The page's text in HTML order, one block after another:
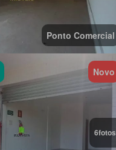
Ponto Comercial
6fotos
Novo